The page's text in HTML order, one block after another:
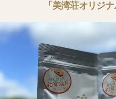
「美湾荘オリジ